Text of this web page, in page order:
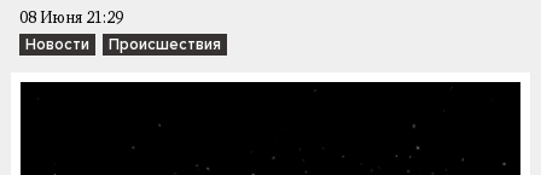
08 Июня 21:29
Новости Происшествия